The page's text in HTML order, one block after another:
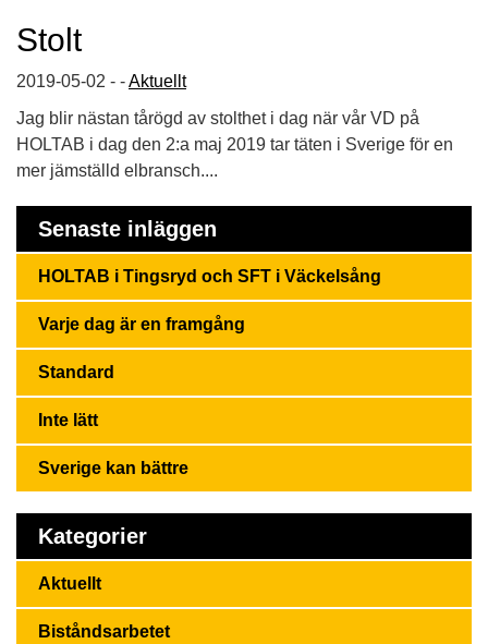
Stolt
2019-05-02 - -Aktuellt
Jag blir nästan tårögd av stolthet i dag när vår VD på
HOLTAB i dag den 2:a maj 2019 tar täten i Sverige för en
mer jämställd elbransch....
Senaste inläggen
HOLTAB i Tingsryd och SFT i Väckelsång
Varje dag är en framgång
Standard
Inte lätt
Sverige kan bättre
Kategorier
Aktuellt
Biståndsarbetet